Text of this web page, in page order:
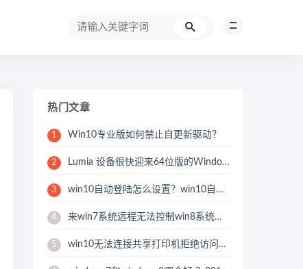
热门文章
1 Win10专业版如何禁止自更新驱动？
2 Lumia 设备很快迎来64位版的Windows10 Mobile
3 win10自动登陆怎么设置？win10自动登录设置教程
4 来win7系统远程无法控制win8系统的详细教程
5 win10无法连接共享打印机拒绝访问怎么办 win10无法连接共享打印机解决方法